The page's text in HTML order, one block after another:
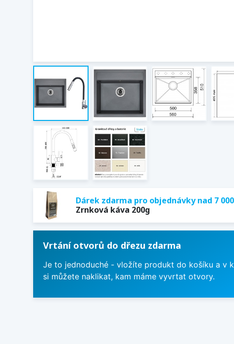
Dárek zdarma pro objednávky nad 7
Zrnková káva 200g
Vrtání otvorů do dřezu zdarma
Je to jednoduché - vložíte produkt do košíku a v
si můžete naklikat, kam máme vyvrtat otvory.